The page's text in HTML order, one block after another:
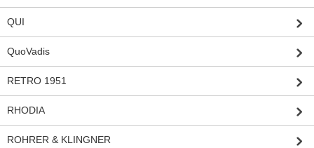
QUI
QuoVadis
RETRO 1951
RHODIA
ROHRER & KLINGNER